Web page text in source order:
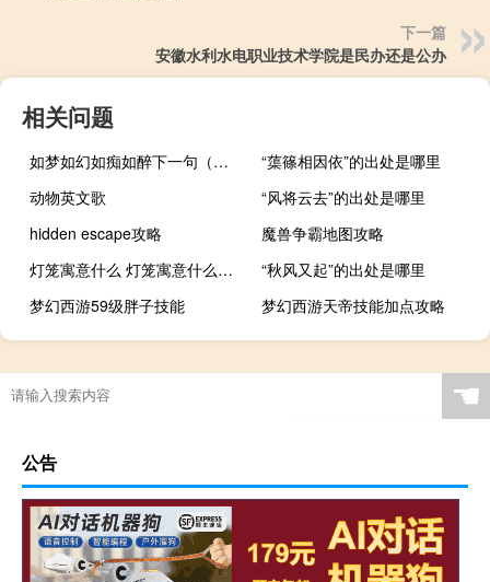
下一篇
安徽水利水电职业技术学院是民办还是公办
相关问题
如梦如幻如痴如醉下一句（如梦如幻如泡影）
“蕖篠相因依”的出处是哪里
动物英文歌
“风将云去”的出处是哪里
hidden escape攻略
魔兽争霸地图攻略
灯笼寓意什么 灯笼寓意什么意思
“秋风又起”的出处是哪里
梦幻西游59级胖子技能
梦幻西游天帝技能加点攻略
☚
公告